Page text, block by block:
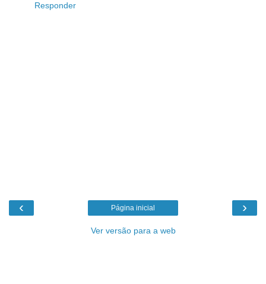
Responder
‹ ›
Página inicial
Ver versão para a web